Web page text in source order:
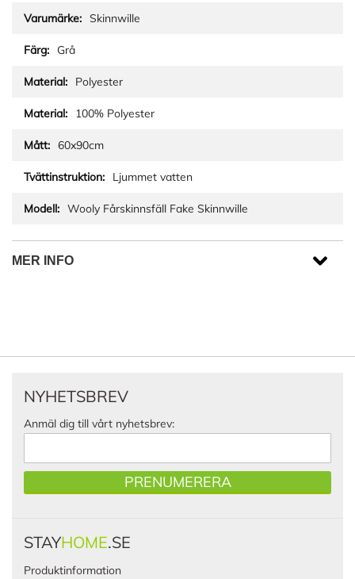
Skinnwille
Grå
Polyester
100% Polyester
60x90cm
Ljummet vatten
Wooly Fårskinnsfäll Fake Skinnwille
MER INFO
NYHETSBREV
Anmäl dig till vårt nyhetsbrev:
PRENUMERERA
STAYHOME.SE
Produktinformation